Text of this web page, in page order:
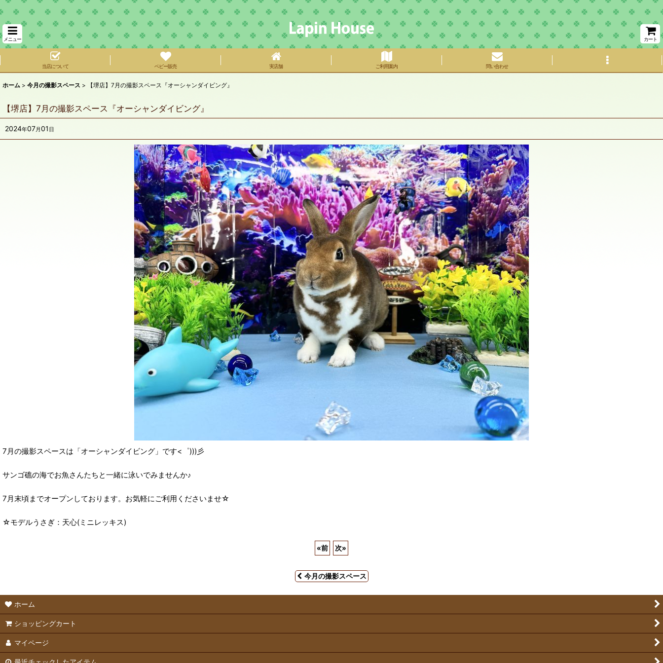
メニュー カート
当店について ベビー販売 実店舗 ご利用案内 問い合わせ
ホーム > 今月の撮影スペース > 【堺店】7月の撮影スペース『オーシャンダイビング』
【堺店】7月の撮影スペース『オーシャンダイビング』
2024年07月01 日
7月の撮影スペースは「オーシャンダイビング」です<゜)))彡
サンゴ礁の海でお魚さんたちと一緒に泳いでみませんか♪
7月末頃までオープンしております。お気軽にご利用くださいませ☆
☆モデルうさぎ：天心(ミニレッキス)
«前 次»
今月の撮影スペース
ホーム
ショッピングカート
マイページ